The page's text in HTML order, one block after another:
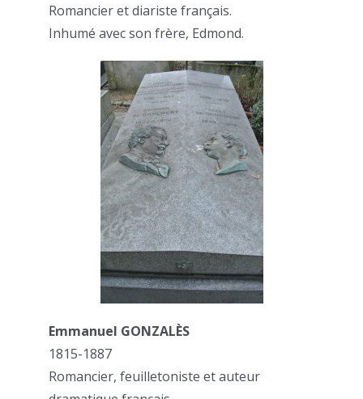
Romancier et diariste français.
Inhumé avec son frère, Edmond.
Emmanuel GONZALÈS
1815-1887
Romancier, feuilletoniste et auteur